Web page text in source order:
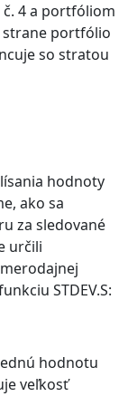
4 a portfóliom
strane portfólio
so stratou
hodnoty
ako sa
za sledované
určili
STDEV.S:
hodnotu
veľkosť